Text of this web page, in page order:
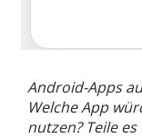
Android-Apps
Welche App
nutzen? Teile